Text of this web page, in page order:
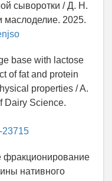
сыворотки / Д. Н.
маслоделие. 2025.
base with lactose
of fat and protein
properties / A.
Dairy Science.
23715
нативного